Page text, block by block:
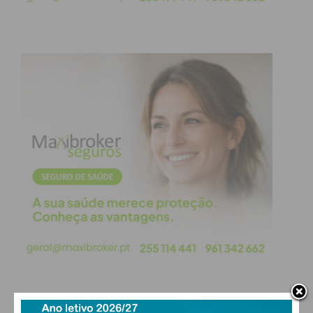
financeiramente estável e comprometido com o
investimento nas pessoas e no futuro.
Subscreva a newsletter do
Imediato
Assine nossa newsletter por e-mail e
obtenha de forma regular a informação